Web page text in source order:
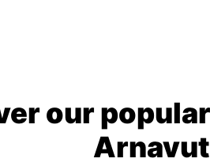
our